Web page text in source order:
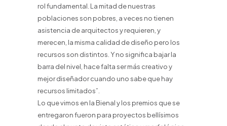
rol fundamental. La mitad de nuestras
poblaciones son pobres, a veces no tienen
asistencia de arquitectos y requieren, y
merecen, la misma calidad de diseño pero los
recursos son distintos. Y no significa bajar la
barra del nivel, hace falta ser más creativo y
mejor diseñador cuando uno sabe que hay
recursos limitados”.
Lo que vimos en la Bienal y los premios que se
entregaron fueron para proyectos bellísimos